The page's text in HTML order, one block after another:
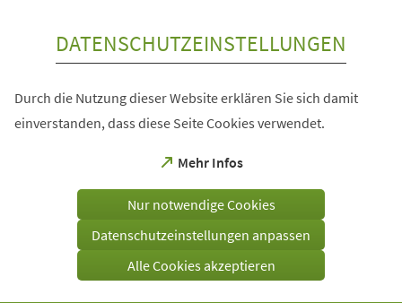
DATENSCHUTZEINSTELLUNGEN
Durch die Nutzung dieser Website erklären Sie sich damit
einverstanden, dass diese Seite Cookies verwendet.
Mehr Infos
(Öffnet
einem
Tab)
Nur notwendige Cookies
Datenschutzeinstellungen anpassen
Alle Cookies akzeptieren